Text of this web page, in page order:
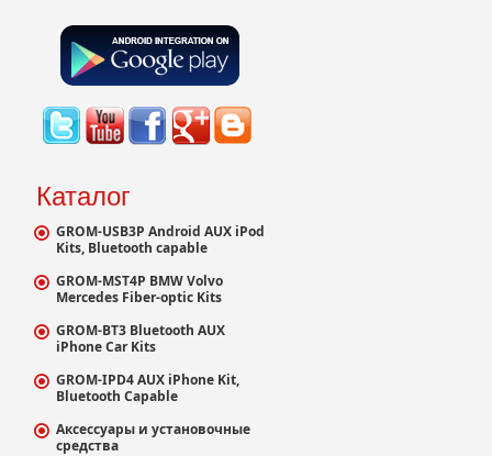
Каталог
GROM-USB3P Android AUX iPod
Kits, Bluetooth capable
GROM-MST4P BMW Volvo
Mercedes Fiber-optic Kits
GROM-BT3 Bluetooth AUX
iPhone Car Kits
GROM-IPD4 AUX iPhone Kit,
Bluetooth Capable
Аксессуары и установочные
средства